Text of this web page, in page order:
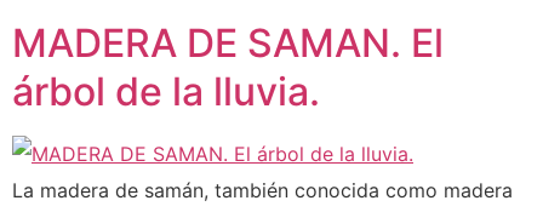
MADERA DE SAMAN. El
árbol de la lluvia.
La madera de samán, también conocida como madera